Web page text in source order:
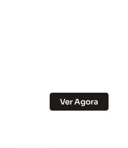
Ver Agora